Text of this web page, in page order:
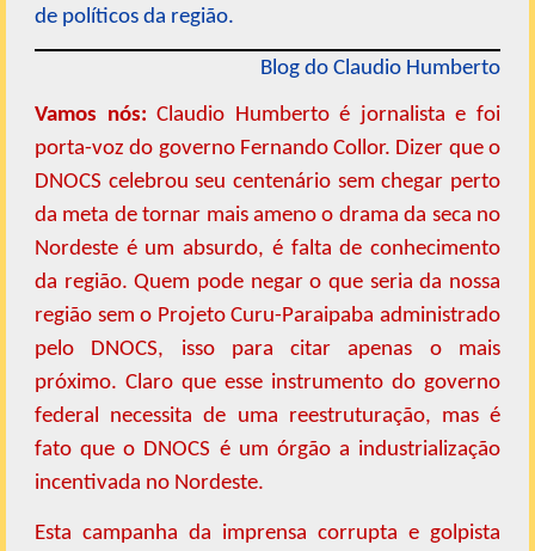
de políticos da região.
Blog do Claudio Humberto
Vamos nós: Claudio Humberto é jornalista e foi
porta-voz do governo Fernando Collor. Dizer que o
DNOCS celebrou seu centenário sem chegar perto
da meta de tornar mais ameno o drama da seca no
Nordeste é um absurdo, é falta de conhecimento
da região. Quem pode negar o que seria da nossa
região sem o Projeto Curu-Paraipaba administrado
pelo DNOCS, isso para citar apenas o mais
próximo. Claro que esse instrumento do governo
federal necessita de uma reestruturação, mas é
fato que o DNOCS é um órgão a industrialização
incentivada no Nordeste.
Esta campanha da imprensa corrupta e golpista